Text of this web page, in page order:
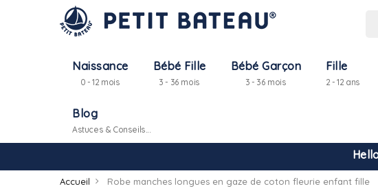
Naissance
0 - 12 mois
Bébé Fille
3 - 36 mois
Bébé Garçon
3 - 36 mois
Fille
2 - 12 ans
Blog
Astuces & Conseils...
Accueil Robe manches longues en gaze de coton fleurie enfant fille